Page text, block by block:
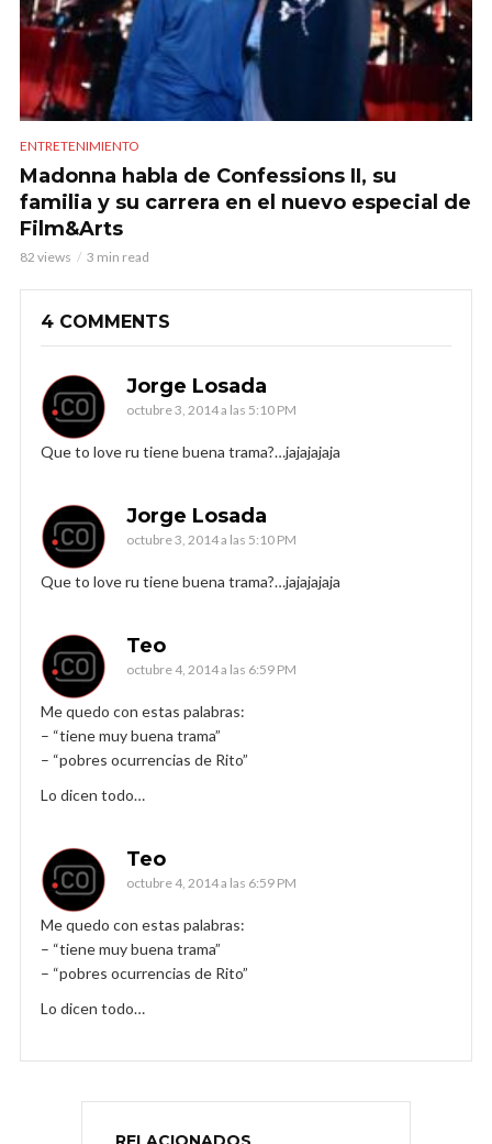
ENTRETENIMIENTO
Madonna habla de Confessions II, su
familia y su carrera en el nuevo especial de
Film&Arts
82 views 3 min read
4 COMMENTS
Jorge Losada
octubre 3, 2014 a las 5:10 PM
Que to love ru tiene buena trama?…jajajajaja
Jorge Losada
octubre 3, 2014 a las 5:10 PM
Que to love ru tiene buena trama?…jajajajaja
Teo
octubre 4, 2014 a las 6:59 PM
Me quedo con estas palabras:
– “tiene muy buena trama”
– “pobres ocurrencias de Rito”
Lo dicen todo…
Teo
octubre 4, 2014 a las 6:59 PM
Me quedo con estas palabras:
– “tiene muy buena trama”
– “pobres ocurrencias de Rito”
Lo dicen todo…